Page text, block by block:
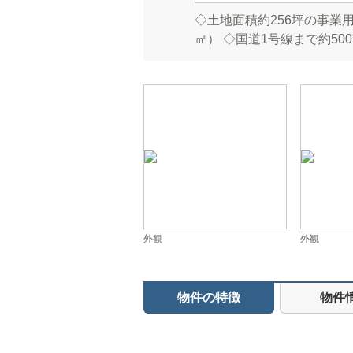
◇土地面積約256坪の事業
㎡） ◇国道1号線まで約
外観 外観
物件の特徴 物件